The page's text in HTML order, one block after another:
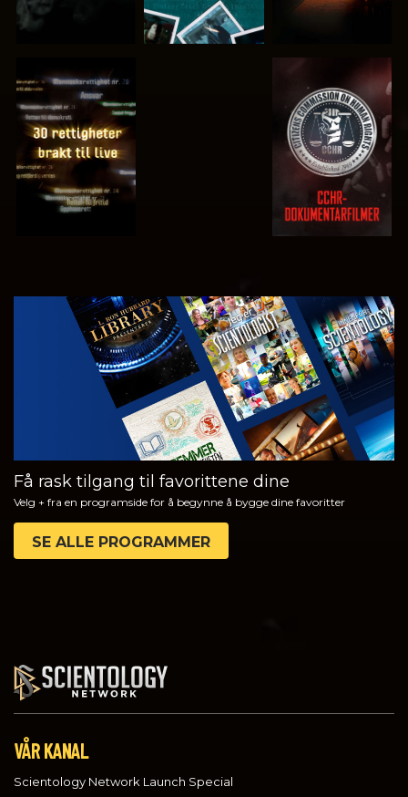
SE SE
SE
UTFORSK
SERIEN
Få rask tilgang til favorittene dine
Velg + fra en programside for å begynne å bygge dine favoritter
SE ALLE PROGRAMMER
VÅR KANAL
Scientology Network Launch Special